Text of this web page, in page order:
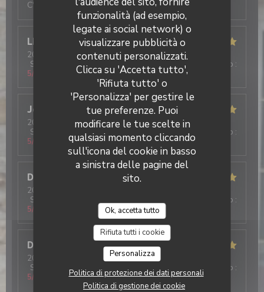
funzionalità (ad esempio,
legate ai social network) o
visualizzare pubblicità o
contenuti personalizzati.
Clicca su 'Accetta tutto',
'Rifiuta tutto' o
'Personalizza' per gestire le
tue preferenze. Puoi
modificare le tue scelte in
qualsiasi momento cliccando
sull'icona del cookie in basso
a sinistra delle pagine del
sito.
Ok, accetta tutto
Rifiuta tutti i cookie
Personalizza
Politica di protezione dei dati personali
Politica di gestione dei cookie
C'était parfait, comme d'habitude
LE GRAET
G
2026-07-29
- 19:00 - Ospiti 6
Servizio
Atmosfera : 5/5 Cucina : /5 Qualità / Prezzo :
5/5
Jeremy
2026-07-31
- 13:00 - Ospiti 5
Servizio
Atmosfera Cucina : 5 Qualità / Prezzo :
5/5
Dominique
2026-07-30
Servizio
Qualità / Prezzo :
5/5
Deschanel
2026-07-29
- 18:30 - Ospiti 4
Servizio
/5 Atmosfera : /5 Cucina : 5/5 Qualità / Prezzo :
5/5